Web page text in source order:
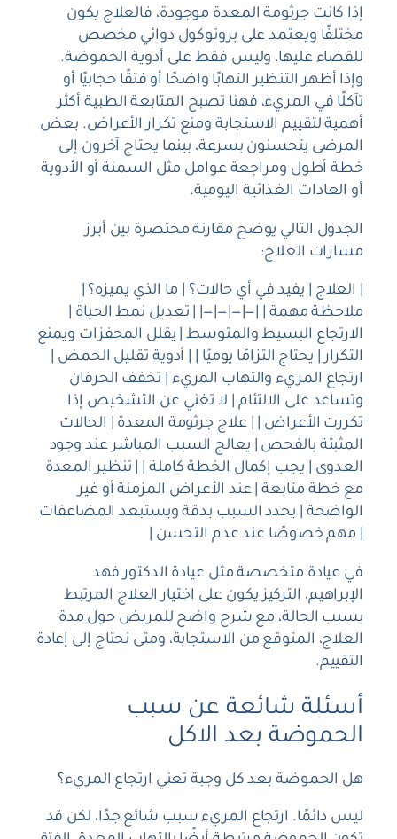
إذا كانت جرثومة المعدة موجودة، فالعلاج يكون
مختلفًا ويعتمد على بروتوكول دوائي مخصص
للقضاء عليها، وليس فقط على أدوية الحموضة.
وإذا أظهر التنظير التهابًا واضحًا أو فتقًا حجابيًا أو
تآكلًا في المريء، فهنا تصبح المتابعة الطبية أكثر
أهمية لتقييم الاستجابة ومنع تكرار الأعراض. بعض
المرضى يتحسنون بسرعة، بينما يحتاج آخرون إلى
خطة أطول ومراجعة عوامل مثل السمنة أو الأدوية
أو العادات الغذائية اليومية.
الجدول التالي يوضح مقارنة مختصرة بين أبرز
مسارات العلاج:
| العلاج | يفيد في أي حالات؟ | ما الذي يميزه؟ |
ملاحظة مهمة | |—|—|—|—| | تعديل نمط الحياة |
الارتجاع البسيط والمتوسط | يقلل المحفزات ويمنع
التكرار | يحتاج التزامًا يوميًا | | أدوية تقليل الحمض |
ارتجاع المريء والتهاب المريء | تخفف الحرقان
وتساعد على الالتئام | لا تغني عن التشخيص إذا
تكررت الأعراض | | علاج جرثومة المعدة | الحالات
المثبتة بالفحص | يعالج السبب المباشر عند وجود
العدوى | يجب إكمال الخطة كاملة | | تنظير المعدة
مع خطة متابعة | عند الأعراض المزمنة أو غير
الواضحة | يحدد السبب بدقة ويستبعد المضاعفات
| مهم خصوصًا عند عدم التحسن |
في عيادة متخصصة مثل عيادة الدكتور فهد
الإبراهيم، التركيز يكون على اختيار العلاج المرتبط
بسبب الحالة، مع شرح واضح للمريض حول مدة
العلاج، المتوقع من الاستجابة، ومتى نحتاج إلى إعادة
التقييم.
أسئلة شائعة عن سبب
الحموضة بعد الاكل
هل الحموضة بعد كل وجبة تعني ارتجاع المريء؟
ليس دائمًا. ارتجاع المريء سبب شائع جدًا، لكن قد